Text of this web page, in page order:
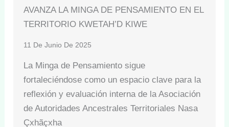
AVANZA LA MINGA DE PENSAMIENTO EN EL
TERRITORIO KWETAH’D KIWE
11 De Junio De 2025
La Minga de Pensamiento sigue
fortaleciéndose como un espacio clave para la
reflexión y evaluación interna de la Asociación
de Autoridades Ancestrales Territoriales Nasa
Çxhãçxha